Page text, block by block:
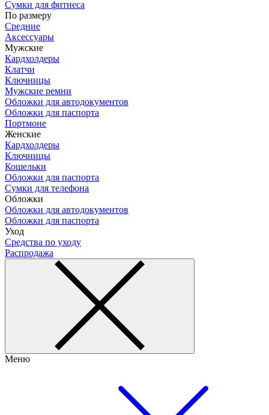
Сумки для фитнеса
По размеру
Средние
Аксессуары
Мужские
Кардхолдеры
Клатчи
Ключницы
Мужские ремни
Обложки для автодокументов
Обложки для паспорта
Портмоне
Женские
Кардхолдеры
Ключницы
Кошельки
Обложки для паспорта
Сумки для телефона
Обложки
Обложки для автодокументов
Обложки для паспорта
Уход
Средства по уходу
Распродажа
Меню